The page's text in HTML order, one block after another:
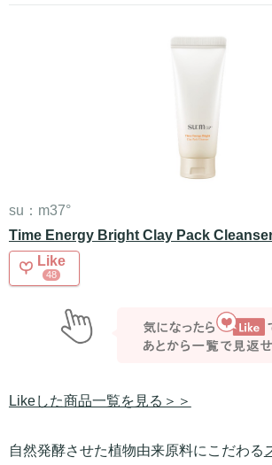
su：m37°
Time Energy Bright Clay Pack
Like
48
Likeした商品一覧を見る＞＞
自然発酵させた植物由来原料にこだわる